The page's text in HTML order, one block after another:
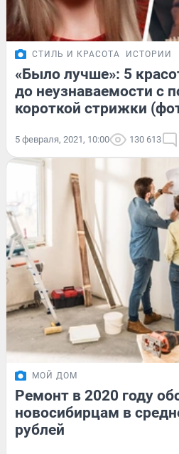
СТИЛЬ И КРАСОТА ИСТОРИИ
«Было лучше»: 5
до неузнаваемости с
короткой стрижки
5 февраля, 2021, 10:00 130 613
МОЙ ДОМ
Ремонт в 2020 году
новосибирцам в
рублей